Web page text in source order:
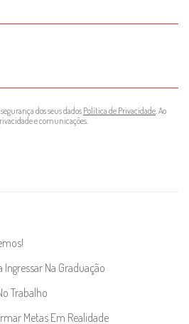
dos seus dados Política de Privacidade . Ao
e comunicações.
Na Graduação
Trabalho
Metas Em Realidade